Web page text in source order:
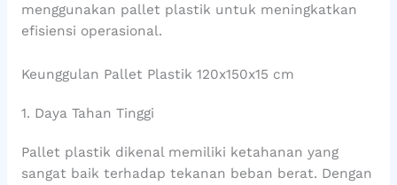
menggunakan pallet plastik untuk meningkatkan
efisiensi operasional.
Keunggulan Pallet Plastik 120x150x15 cm
1. Daya Tahan Tinggi
Pallet plastik dikenal memiliki ketahanan yang
sangat baik terhadap tekanan beban berat. Dengan